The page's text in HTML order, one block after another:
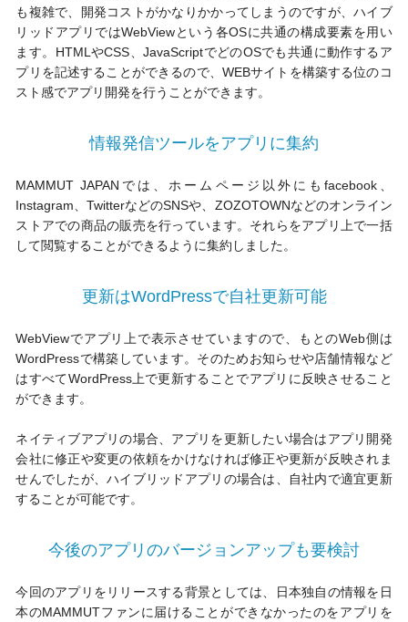
も複雑で、開発コストがかなりかかってしまうのですが、ハイブ
リッドアプリではWebViewという各OSに共通の構成要素を用い
ます。HTMLやCSS、JavaScriptでどのOSでも共通に動作するア
プリを記述することができるので、WEBサイトを構築する位のコ
スト感でアプリ開発を行うことができます。
情報発信ツールをアプリに集約
MAMMUT JAPANでは、ホームページ以外にもfacebook、
Instagram、TwitterなどのSNSや、ZOZOTOWNなどのオンライン
ストアでの商品の販売を行っています。それらをアプリ上で一括
して閲覧することができるように集約しました。
更新はWordPressで自社更新可能
WebViewでアプリ上で表示させていますので、もとのWeb側は
WordPressで構築しています。そのためお知らせや店舗情報など
はすべてWordPress上で更新することでアプリに反映させること
ができます。
ネイティブアプリの場合、アプリを更新したい場合はアプリ開発
会社に修正や変更の依頼をかけなければ修正や更新が反映されま
せんでしたが、ハイブリッドアプリの場合は、自社内で適宜更新
することが可能です。
今後のアプリのバージョンアップも要検討
今回のアプリをリリースする背景としては、日本独自の情報を日
本のMAMMUTファンに届けることができなかったのをアプリを